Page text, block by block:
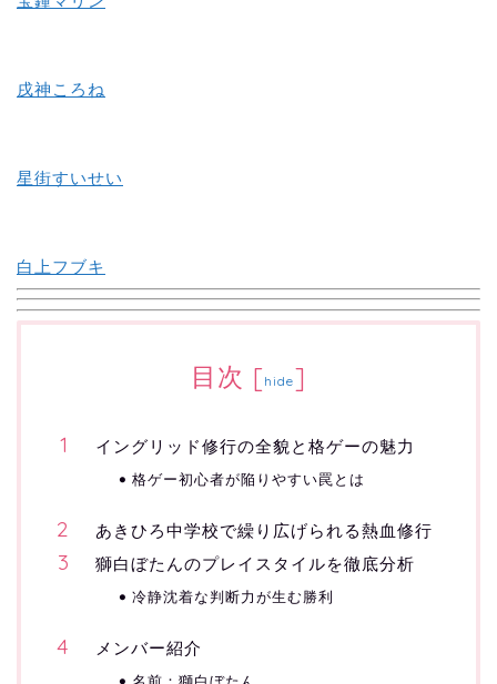
戌神ころね
星街すいせい
白上フブキ
目次 [hide]
イングリッド修行の全貌と格ゲーの魅力
格ゲー初心者が陥りやすい罠とは
あきひろ中学校で繰り広げられる熱血修行
獅白ぼたんのプレイスタイルを徹底分析
冷静沈着な判断力が生む勝利
メンバー紹介
名前：獅白ぼたん